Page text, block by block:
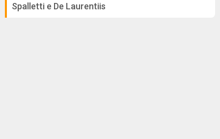
Spalletti e De Laurentiis